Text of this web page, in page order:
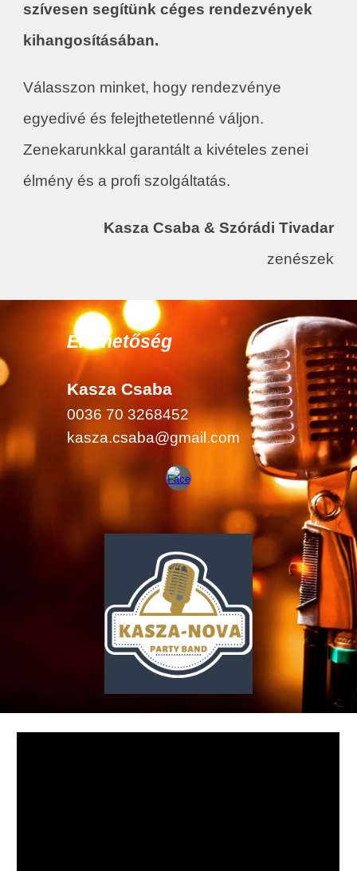
szívesen segítünk céges rendezvények
kihangosításában.
Válasszon minket, hogy rendezvénye
egyedivé és felejthetetlenné váljon.
Zenekarunkkal garantált a kivételes zenei
élmény és a profi szolgáltatás.
Kasza Csaba & Szórádi Tivadar
zenészek
Elérhetőség
Kasza Csaba
0036 70 3268452
kasza.csaba@gmail.com